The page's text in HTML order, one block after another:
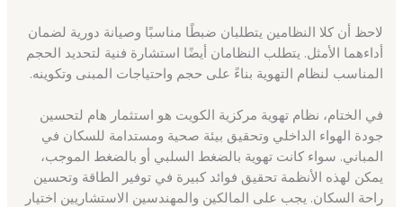
لاحظ أن كلا النظامين يتطلبان ضبطًا مناسبًا وصيانة دورية لضمان
أداءهما الأمثل. يتطلب النظامان أيضًا استشارة فنية لتحديد الحجم
المناسب لنظام التهوية بناءً على حجم واحتياجات المبنى وتكوينه.
في الختام، نظام تهوية مركزية الكويت هو استثمار هام لتحسين
جودة الهواء الداخلي وتحقيق بيئة صحية ومستدامة للسكان في
المباني. سواء كانت تهوية بالضغط السلبي أو بالضغط الموجب،
يمكن لهذه الأنظمة تحقيق فوائد كبيرة في توفير الطاقة وتحسين
راحة السكان. يجب على المالكين والمهندسين الاستشاريين اختيار